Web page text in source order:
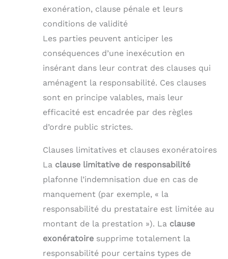
exonération, clause pénale et leurs
conditions de validité
Les parties peuvent anticiper les
conséquences d’une inexécution en
insérant dans leur contrat des clauses qui
aménagent la responsabilité. Ces clauses
sont en principe valables, mais leur
efficacité est encadrée par des règles
d’ordre public strictes.
Clauses limitatives et clauses exonératoires
La clause limitative de responsabilité
plafonne l’indemnisation due en cas de
manquement (par exemple, « la
responsabilité du prestataire est limitée au
montant de la prestation »). La clause
exonératoire supprime totalement la
responsabilité pour certains types de